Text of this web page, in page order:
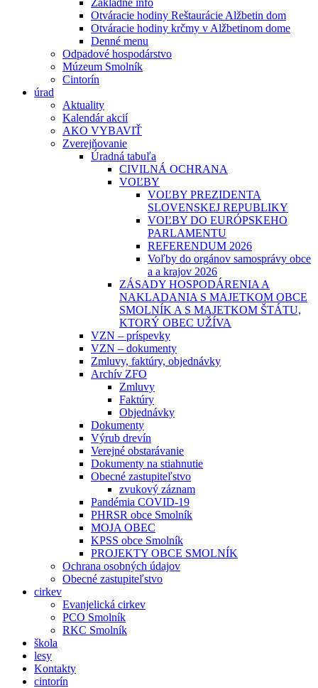
Základné info
Otváracie hodiny Reštaurácie Alžbetin dom
Otváracie hodiny krčmy v Alžbetinom dome
Denné menu
Odpadové hospodárstvo
Múzeum Smolník
Cintorín
úrad
Aktuality
Kalendár akcií
AKO VYBAVIŤ
Zverejňovanie
Úradná tabuľa
CIVILNÁ OCHRANA
VOĽBY
VOĽBY PREZIDENTA
SLOVENSKEJ REPUBLIKY
VOĽBY DO EURÓPSKEHO
PARLAMENTU
REFERENDUM 2026
Voľby do orgánov samosprávy obce
a a krajov 2026
ZÁSADY HOSPODÁRENIA A
NAKLADANIA S MAJETKOM OBCE
SMOLNÍK A S MAJETKOM ŠTÁTU,
KTORÝ OBEC UŽÍVA
VZN – príspevky
VZN – dokumenty
Zmluvy, faktúry, objednávky
Archív ZFO
Zmluvy
Faktúry
Objednávky
Dokumenty
Výrub drevín
Verejné obstarávanie
Dokumenty na stiahnutie
Obecné zastupiteľstvo
zvukový záznam
Pandémia COVID-19
PHRSR obce Smolník
MOJA OBEC
KPSS obce Smolník
PROJEKTY OBCE SMOLNÍK
Ochrana osobných údajov
Obecné zastupiteľstvo
cirkev
Evanjelická cirkev
PCO Smolník
RKC Smolník
škola
lesy
Kontakty
cintorín